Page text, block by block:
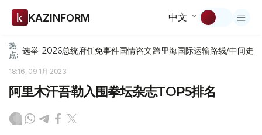
KAZINFORM 中文
热
点: 选举-2026总统府任免事件国情咨文跨里海国际运输路线/中间走廊
18:16, 09 1月 2023
阿里木汗吾勒入围拳坛杂志TOP5排名